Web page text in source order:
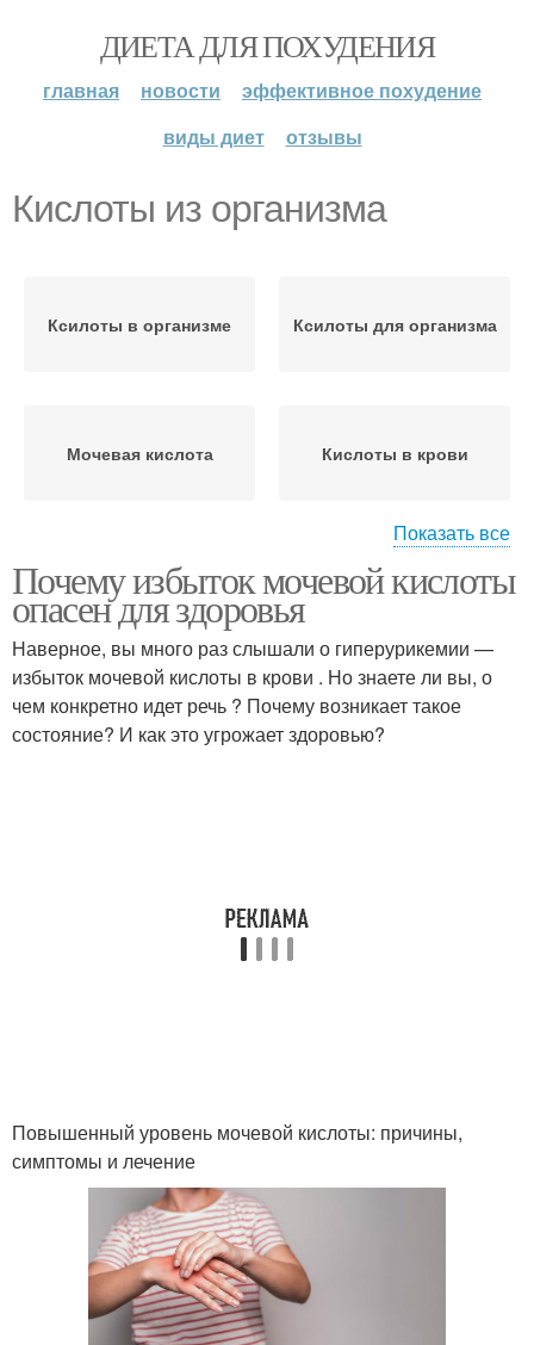
ДИЕТА ДЛЯ ПОХУДЕНИЯ
главная новости
эффективное похудение
виды диет
отзывы
Кислоты из организма
Ксилоты в организме Ксилоты для организма
Мочевая кислота Кислоты в крови
Кислоты в организме
Показать все
Почему избыток мочевой кислоты
опасен для здоровья
Наверное, вы много раз слышали о гиперурикемии —
избыток мочевой кислоты в крови . Но знаете ли вы, о
чем конкретно идет речь ? Почему возникает такое
состояние? И как это угрожает здоровью?
Повышенный уровень мочевой кислоты: причины,
симптомы и лечение